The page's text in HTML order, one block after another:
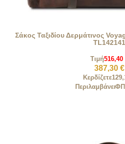
Σάκος Ταξιδίου Δερμάτινος
TL142141
Τιμή516,40
387,30 €
Κερδίζετε
Περιλαμβάνει